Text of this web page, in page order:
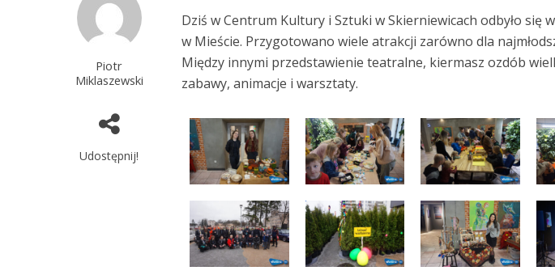
Piotr
Miklaszewski
Udostępnij!
Dziś w Centrum Kultury i Sztuki w Skierniewicach odbyło się
w Mieście. Przygotowano wiele atrakcji zarówno dla
Między innymi przedstawienie teatralne, kiermasz ozdób
zabawy, animacje i warsztaty.